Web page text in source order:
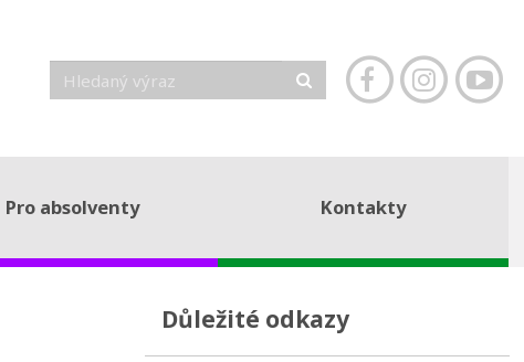
Pro absolventy Kontakty
Důležité odkazy